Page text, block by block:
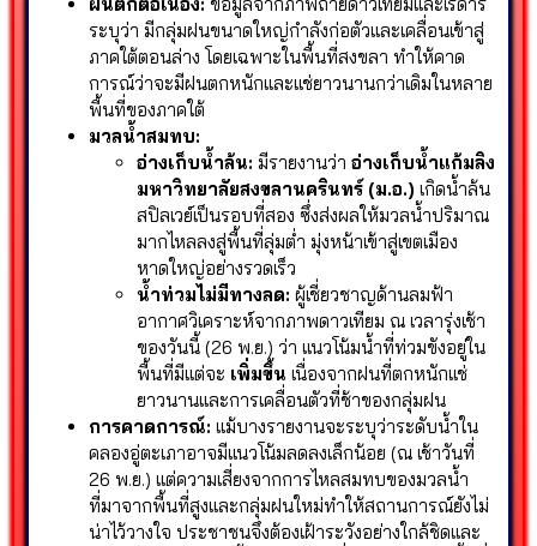
ระบุว่า มีกลุ่มฝนขนาดใหญ่กำลังก่อตัวและเคลื่อนเข้าสู่
ภาคใต้ตอนล่าง โดยเฉพาะในพื้นที่สงขลา ทำให้คาด
การณ์ว่าจะมีฝนตกหนักและแช่ยาวนานกว่าเดิมในหลาย
พื้นที่ของภาคใต้
มวลน้ำสมทบ:
อ่างเก็บน้ำล้น: มีรายงานว่า อ่างเก็บน้ำแก้มลิง
มหาวิทยาลัยสงขลานครินทร์ (ม.อ.) เกิดน้ำล้น
สปิลเวย์เป็นรอบที่สอง ซึ่งส่งผลให้มวลน้ำปริมาณ
มากไหลลงสู่พื้นที่ลุ่มต่ำ มุ่งหน้าเข้าสู่เขตเมือง
หาดใหญ่อย่างรวดเร็ว
น้ำท่วมไม่มีทางลด: ผู้เชี่ยวชาญด้านลมฟ้า
อากาศวิเคราะห์จากภาพดาวเทียม ณ เวลารุ่งเช้า
ของวันนี้ (26 พ.ย.) ว่า แนวโน้มน้ำที่ท่วมขังอยู่ใน
พื้นที่มีแต่จะ เพิ่มขึ้น เนื่องจากฝนที่ตกหนักแช่
ยาวนานและการเคลื่อนตัวที่ช้าของกลุ่มฝน
การคาดการณ์: แม้บางรายงานจะระบุว่าระดับน้ำใน
คลองอู่ตะเภาอาจมีแนวโน้มลดลงเล็กน้อย (ณ เช้าวันที่
26 พ.ย.) แต่ความเสี่ยงจากการไหลสมทบของมวลน้ำ
ที่มาจากพื้นที่สูงและกลุ่มฝนใหม่ทำให้สถานการณ์ยังไม่
น่าไว้วางใจ ประชาชนจึงต้องเฝ้าระวังอย่างใกล้ชิดและ